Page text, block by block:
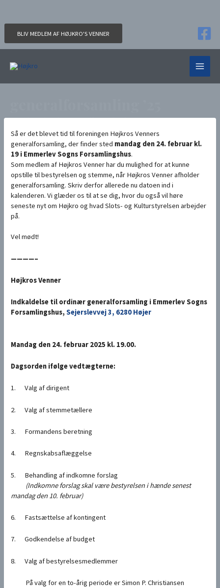
indholdet
BLIV MEDLEM AF HØJKRO'S VENNER
MAIN
Forside Aktuelt
generalforsamling ’25
Så er det blevet tid til foreningen Højkros Venners
generalforsamling, der finder sted mandag den 24. februar kl.
19 i Emmerlev Sogns Forsamlingshus.
Som medlem af Højkros Venner har du mulighed for at kunne
opstille til bestyrelsen og stemme, når Højkros Venner afholder
generalforsamling. Skriv derfor allerede nu datoen ind i
kalenderen. Vi glæder os til at se dig, hvor du også vil høre
seneste nyt om Højkro og hvad Slots- og Kulturstyrelsen arbejder
på.
Vel mødt!
————–
Højkros Venner
Indkaldelse til ordinær generalforsamling i Emmerlev Sogns
Forsamlingshus,Sejerslevvej 3, 6280 Højer
Mandag den 24. februar 2025 kl. 19.00.
Dagsorden ifølge vedtægterne:
1. Valg af dirigent
2. Valg af stemmetællere
3. Formandens beretning
4. Regnskabsaflæggelse
5. Behandling af indkomne forslag
(Indkomne forslag skal være bestyrelsen i hænde senest
mandag den 10. februar)
6. Fastsættelse af kontingent
7. Godkendelse af budget
8. Valg af bestyrelsesmedlemmer
På valg for en to-årig periode er Simon P. Christiansen